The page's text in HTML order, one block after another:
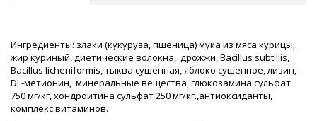
Ингредиенты: злаки (кукуруза, пшеница) мука из мяса курицы,
жир куриный, диетические волокна, дрожжи, Bacillus subtillis,
Bacillus licheniformis, тыква сушенная, яблоко сушенное, лизин,
DL-метионин, минеральные вещества, глюкозамина сульфат
750 мг/кг, хондроитина сульфат 250 мг/кг.,антиоксиданты,
комплекс витаминов.